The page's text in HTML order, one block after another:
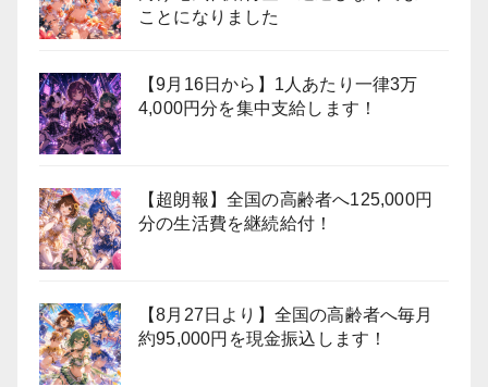
ことになりました
【9月16日から】1人あたり一律3万
4,000円分を集中支給します！
【超朗報】全国の高齢者へ125,000円
分の生活費を継続給付！
【8月27日より】全国の高齢者へ毎月
約95,000円を現金振込します！